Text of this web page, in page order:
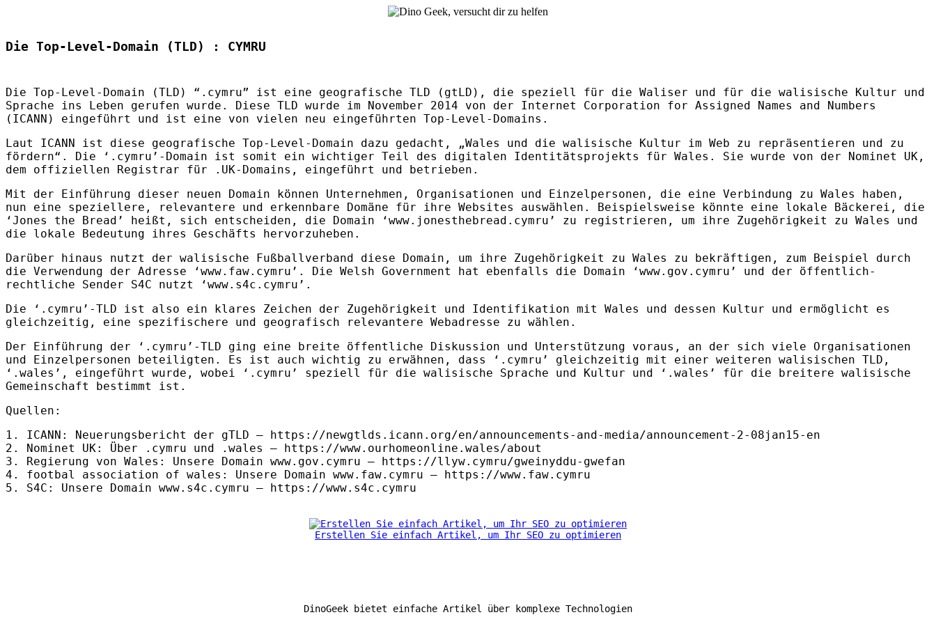
Die Top-Level-Domain (TLD) : CYMRU
Die Top-Level-Domain (TLD ) “.cymru” ist eine geografische TLD (gtLD), die speziell für die Waliser und für die walisische Kultur und
Sprache ins Leben gerufen wurde. Diese TLD wurde im November 2014 von der Internet Corporation for Assigned Names and Numbers
( ICANN ) eingeführt und ist eine von vielen neu eingeführten Top-Level-Domains.
Laut ICANN ist diese geografische Top-Level-Domain dazu gedacht, „Wales und die walisische Kultur im Web zu repräsentieren und zu
fördern“. Die ‘.cymru’-Domain ist somit ein wichtiger Teil des digitalen Identitätsprojekts für Wales. Sie wurde von der Nominet UK,
dem offiziellen Registrar für .UK-Domains, eingeführt und betrieben.
Mit der Einführung dieser neuen Domain können Unternehmen, Organisationen und Einzelpersonen, die eine Verbindung zu Wales haben,
nun eine speziellere, relevantere und erkennbare Domäne für ihre Websites auswählen. Beispielsweise könnte eine lokale Bäckerei, die
‘Jones the Bread’ heißt, sich entscheiden, die Domain ‘www.jonesthebread.cymru’ zu registrieren, um ihre Zugehörigkeit zu Wales und
die lokale Bedeutung ihres Geschäfts hervorzuheben.
Darüber hinaus nutzt der walisische Fußballverband diese Domain, um ihre Zugehörigkeit zu Wales zu bekräftigen, zum Beispiel durch
die Verwendung der Adresse ‘www.faw.cymru’. Die Welsh Government hat ebenfalls die Domain ‘www.gov.cymru’ und der öffentlich-
rechtliche Sender S4C nutzt ‘www.s4c.cymru’.
Die ‘.cymru’-TLD ist also ein klares Zeichen der Zugehörigkeit und Identifikation mit Wales und dessen Kultur und ermöglicht es
gleichzeitig, eine spezifischere und geografisch relevantere Webadresse zu wählen.
Der Einführung der ‘.cymru’-TLD ging eine breite öffentliche Diskussion und Unterstützung voraus, an der sich viele Organisationen
und Einzelpersonen beteiligten. Es ist auch wichtig zu erwähnen, dass ‘.cymru’ gleichzeitig mit einer weiteren walisischen TLD ,
‘.wales’, eingeführt wurde, wobei ‘.cymru’ speziell für die walisische Sprache und Kultur und ‘.wales’ für die breitere walisische
Gemeinschaft bestimmt ist.
Quellen:
1. ICANN : Neuerungsbericht der gTLD – https://newgtlds.icann.org/en/announcements-and-media/announcement-2-08jan15-en
2. Nominet UK: Über .cymru und .wales – https://www.ourhomeonline.wales/about
3. Regierung von Wales: Unsere Domain www.gov.cymru – https://llyw.cymru/gweinyddu-gwefan
4. footbal association of wales: Unsere Domain www.faw.cymru – https://www.faw.cymru
5. S4C: Unsere Domain www.s4c.cymru – https://www.s4c.cymru
Erstellen Sie einfach Artikel, um Ihr SEO zu optimieren
DinoGeek bietet einfache Artikel über komplexe Technologien